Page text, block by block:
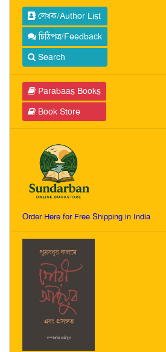
লেখক/Author List
চিঠিপত্র/Feedback
Search
Parabaas Books
Book Store
Order Here for Free Shipping in India